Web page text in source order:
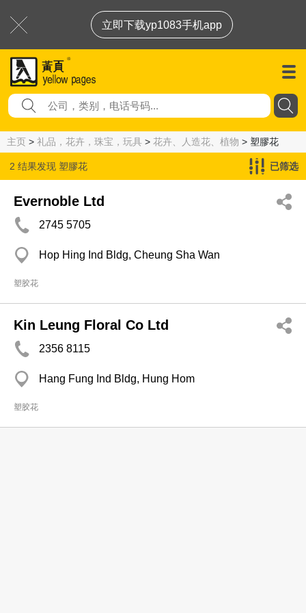
立即下载yp1083手机app
主页 > 礼品，花卉，珠宝，玩具 > 花卉、人造花、植物 > 塑膠花
2 结果发现 塑膠花 已筛选
Evernoble Ltd
2745 5705
Hop Hing Ind Bldg, Cheung Sha Wan
塑胶花
Kin Leung Floral Co Ltd
2356 8115
Hang Fung Ind Bldg, Hung Hom
塑胶花